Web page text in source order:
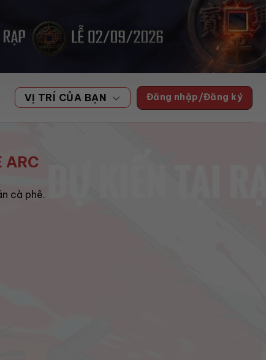
VỊ TRÍ CỦA BẠN Đăng nhập/Đăng ký
ARC
cà phê.